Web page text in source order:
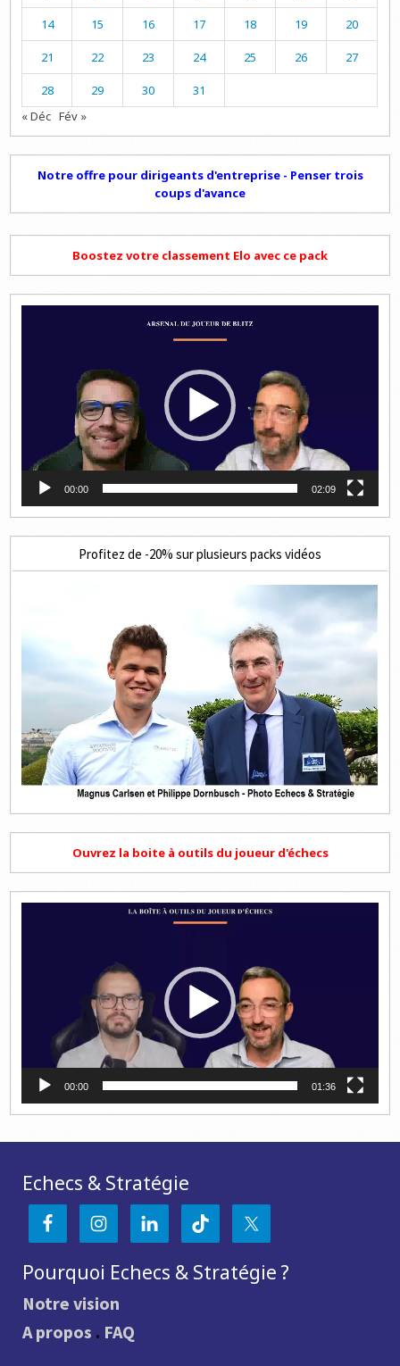
14 15 16 17 18 19 20
21 22 23 24 25 26 27
28 29 30
31
« Déc Fév »
Notre offre pour dirigeants d'entreprise - Penser trois
coups d'avance
Boostez votre classement Elo avec ce pack
00:00 02:09
Profitez de -20% sur plusieurs packs vidéos
Ouvrez la boite à outils du joueur d'échecs
00:00 01:36
Echecs & Stratégie
Pourquoi Echecs & Stratégie ?
Notre vision
A propos . FAQ